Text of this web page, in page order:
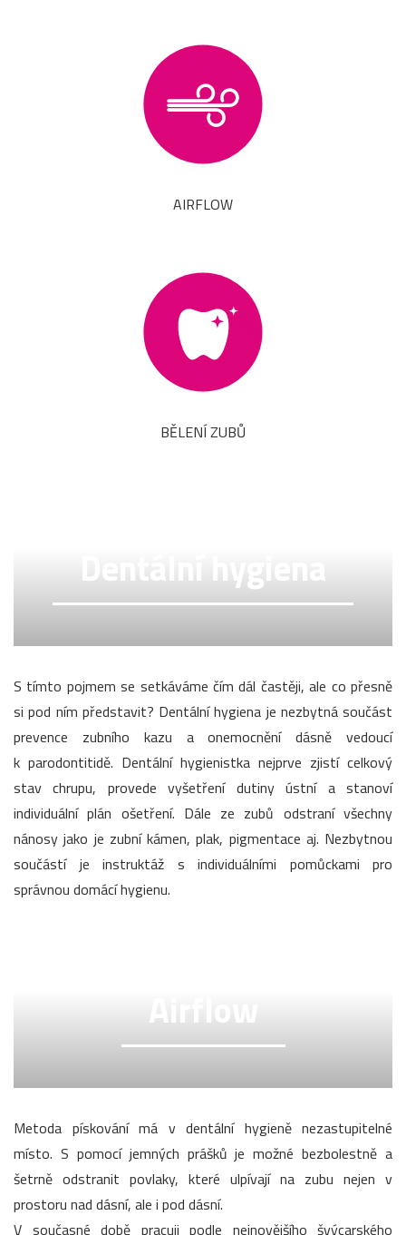
AIRFLOW
BĚLENÍ ZUBŮ
S tímto pojmem se setkáváme čím dál častěji, ale co přesně
si pod ním představit? Dentální hygiena je nezbytná součást
prevence zubního kazu a onemocnění dásně vedoucí
k parodontitidě. Dentální hygienistka nejprve zjistí celkový
stav chrupu, provede vyšetření dutiny ústní a stanoví
individuální plán ošetření. Dále ze zubů odstraní všechny
nánosy jako je zubní kámen, plak, pigmentace aj. Nezbytnou
součástí je instruktáž s individuálními pomůckami pro
správnou domácí hygienu.
Dentální hygiena
Airflow
Metoda pískování má v dentální hygieně nezastupitelné
místo. S pomocí jemných prášků je možné bezbolestně a
šetrně odstranit povlaky, které ulpívají na zubu nejen v
prostoru nad dásní, ale i pod dásní.
V současné době pracuji podle nejnovějšího švýcarského